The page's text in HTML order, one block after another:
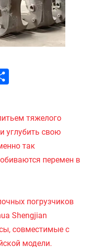
Share
тяжелого
углубить свою
так
перемен в
погрузчиков
Shengjian
совместимые с
модели.